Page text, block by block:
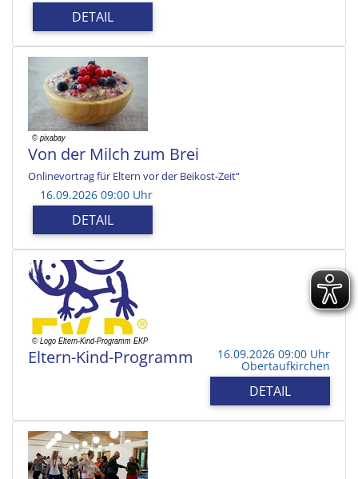
DETAIL
Von der Milch zum Brei
Onlinevortrag für Eltern vor der Beikost-Zeit“
16.09.2026 09:00 Uhr
DETAIL
Eltern-Kind-Programm 16.09.2026 09:00 Uhr
Obertaufkirchen
DETAIL